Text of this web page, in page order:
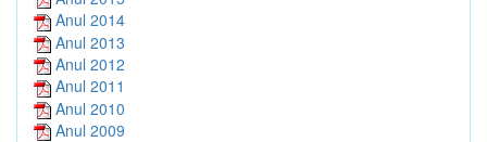
Anul 2014
Anul 2013
Anul 2012
Anul 2011
Anul 2010
Anul 2009